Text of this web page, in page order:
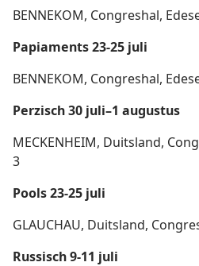
BENNEKOM, Congreshal,
Papiaments 23-25 juli
BENNEKOM, Congreshal,
Perzisch 30 juli–1 augustus
MECKENHEIM, Duitsland,
3
Pools 23-25 juli
GLAUCHAU, Duitsland,
Russisch 9-11 juli